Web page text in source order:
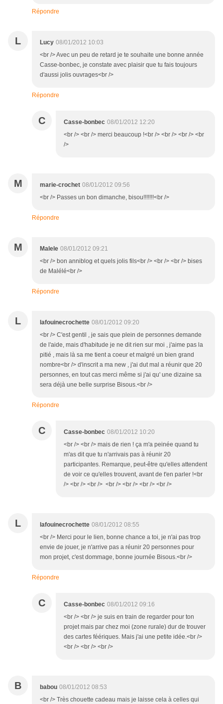
Répondre
L Lucy 08/01/2012 10:03
<br /> Avec un peu de retard je te souhaite une bonne année
Casse-bonbec, je constate avec plaisir que tu fais toujours
d'aussi jolis ouvrages<br />
Répondre
C Casse-bonbec 08/01/2012 12:20
<br /> <br /> merci beaucoup !<br /> <br /> <br /> <br
/>
M marie-crochet 08/01/2012 09:56
<br /> Passes un bon dimanche, bisou!!!!!!!<br />
Répondre
M Malele 08/01/2012 09:21
<br /> bon anniblog et quels jolis fils<br /> <br /> <br /> bises
de Malélé<br />
Répondre
L lafouinecrochette 08/01/2012 09:20
<br /> C'est gentil , je sais que plein de personnes demande
de l'aide, mais d'habitude je ne dit rien sur moi , j'aime pas la
pitié , mais là sa me tient a coeur et malgré un bien grand
nombre<br /> d'inscrit a ma new , j'ai dut mal a réunir que 20
personnes, en tout cas merci même si j'ai qu' une dizaine sa
sera déjà une belle surprise Bisous.<br />
Répondre
C Casse-bonbec 08/01/2012 10:20
<br /> <br /> mais de rien ! ça m'a peinée quand tu
m'as dit que tu n'arrivais pas à réunir 20
participantes. Remarque, peut-être qu'elles attendent
de voir ce qu'elles trouvent, avant de t'en parler !<br
/> <br /> <br /> <br /> <br /> <br /> <br />
L lafouinecrochette 08/01/2012 08:55
<br /> Merci pour le lien, bonne chance a toi, je n'ai pas trop
envie de jouer, je n'arrive pas a réunir 20 personnes pour
mon projet, c'est dommage, bonne journée Bisous.<br />
Répondre
C Casse-bonbec 08/01/2012 09:16
<br /> <br /> je suis en train de regarder pour ton
projet mais par chez moi (zone rurale) dur de trouver
des cartes féériques. Mais j'ai une petite idée.<br />
<br /> <br /> <br />
B babou 08/01/2012 08:53
<br /> Très chouette cadeau mais je laisse cela à celles qui